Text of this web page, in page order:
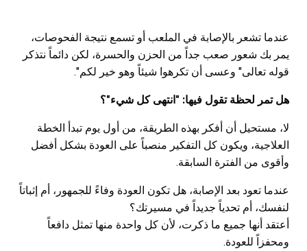
عندما تشعر بالإصابة في الملعب أو تسمع نتيجة الفحوصات،
يمر بك شعور صعب جداً من الحزن والحسرة، لكن دائماً نتذكر
قوله تعالى" وعسى أن تكرهوا شيئاً وهو خير لكم".
هل تمر لحظة تقول فيها: "انتهى كل شيء"؟
لا، مستحيل أن أفكر بهذه الطريقة، من أول يوم تبدأ الخطة
العلاجية، ويكون كل التفكير منصباً على العودة بشكل أفضل
وأقوى من الفترة السابقة.
عندما تعود بعد الإصابة، هل تكون العودة وفاءً للجمهور، أم إثباتاً
لنفسك، أم تحدياً جديداً في مسيرتك؟
أعتقد أنها جميع ما ذكرت، لأن كل واحدة منها تمثل دافعاً
ومحفزاً للعودة.